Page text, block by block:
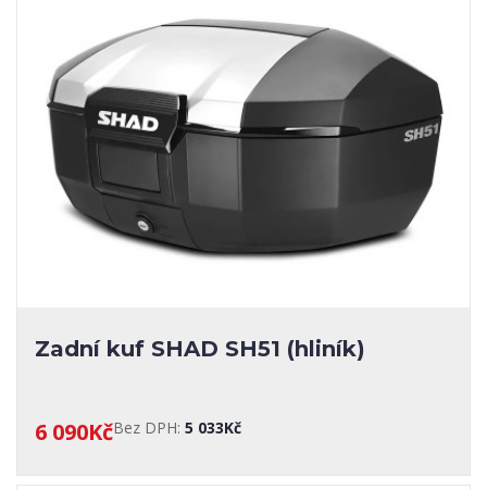
Zadní kuf SHAD SH51 (hliník)
6 090KčBez DPH: 5 033Kč